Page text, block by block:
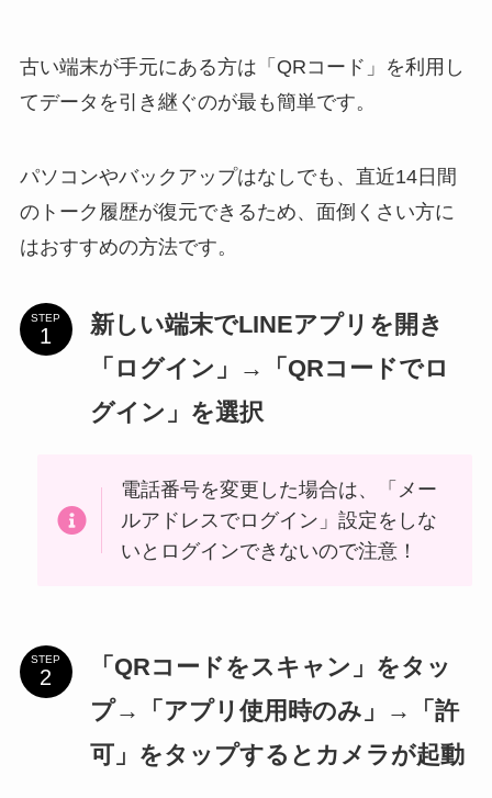
古い端末が手元にある方は「QRコード」を利用し
てデータを引き継ぐのが最も簡単です。
パソコンやバックアップはなしでも、直近14日間
のトーク履歴が復元できるため、面倒くさい方に
はおすすめの方法です。
STEP
新しい端末でLINEアプリを開き
「ログイン」→「QRコードでロ
グイン」を選択
電話番号を変更した場合は、「メー
ルアドレスでログイン」設定をしな
いとログインできないので注意！
STEP
「QRコードをスキャン」をタッ
プ→「アプリ使用時のみ」→「許
可」をタップするとカメラが起動